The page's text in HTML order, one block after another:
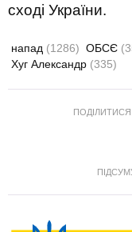
сході України.
напад (1286) ОБСЄ
Хуг Александр (335)
ПОДІЛИТИСЯ: